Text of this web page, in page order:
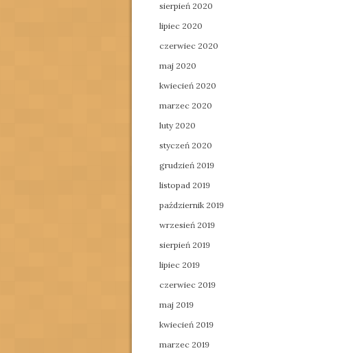
sierpień 2020
lipiec 2020
czerwiec 2020
maj 2020
kwiecień 2020
marzec 2020
luty 2020
styczeń 2020
grudzień 2019
listopad 2019
październik 2019
wrzesień 2019
sierpień 2019
lipiec 2019
czerwiec 2019
maj 2019
kwiecień 2019
marzec 2019